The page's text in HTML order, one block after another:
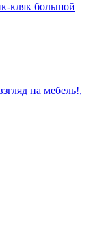
кляк большой
на мебель!,